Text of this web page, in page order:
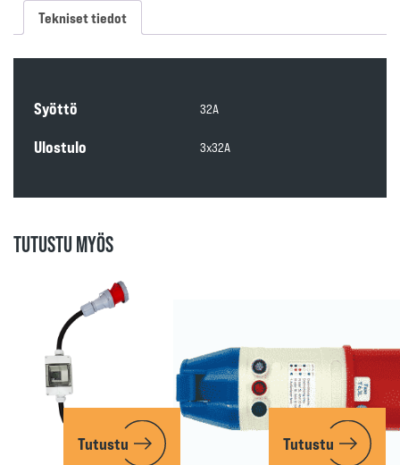
Tekniset tiedot
Syöttö 32A
Ulostulo 3x32A
TUTUSTU MYÖS
Tutustu Tutustu